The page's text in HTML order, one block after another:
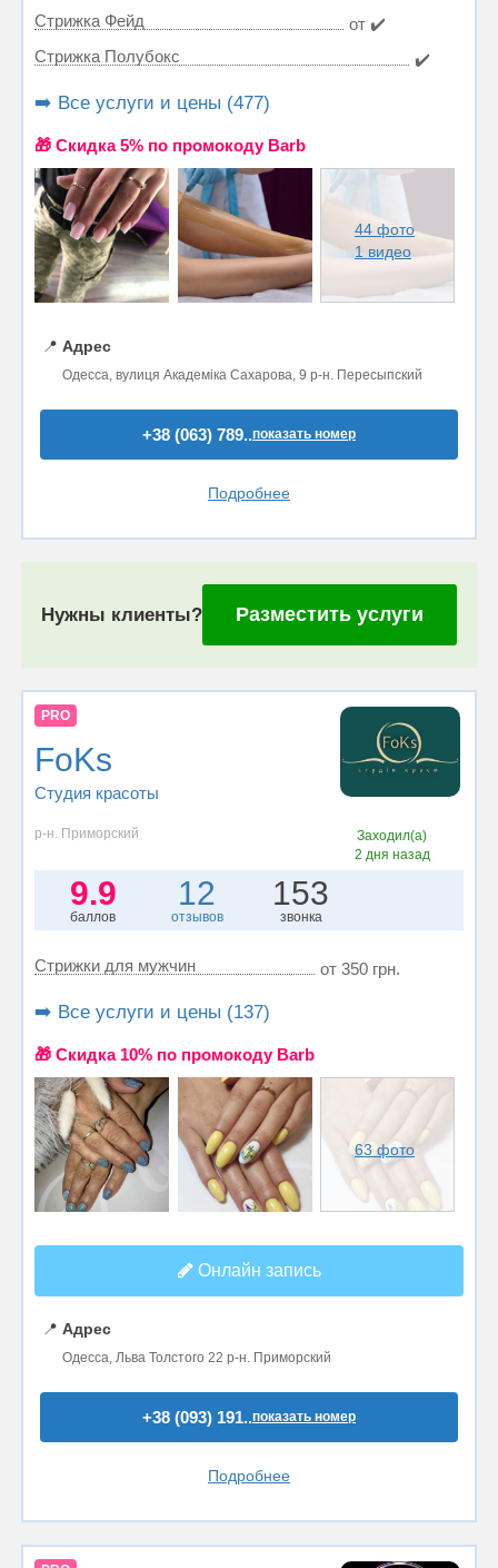
Стрижка Фейд
от ✔️
Стрижка Полубокс
✔️
➡️ Все услуги и цены (477)
🎁 Cкидка 5% по промокоду Barb
44 фото
1 видео
📍 Адрес
Одесса, вулиця Академіка Сахарова, 9 р-н. Пересыпский
+38 (063) 789..показать номер
Подробнее
Нужны клиенты? Разместить услуги
PRO
FoKs
Студия красоты
р-н. Приморский
Заходил(а)
2 дня назад
9.9
баллов
12
отзывов
153
звонка
Стрижки для мужчин от 350 грн.
➡️ Все услуги и цены (137)
🎁 Cкидка 10% по промокоду Barb
63 фото
Онлайн запись
📍 Адрес
Одесса, Льва Толстого 22 р-н. Приморский
+38 (093) 191..показать номер
Подробнее